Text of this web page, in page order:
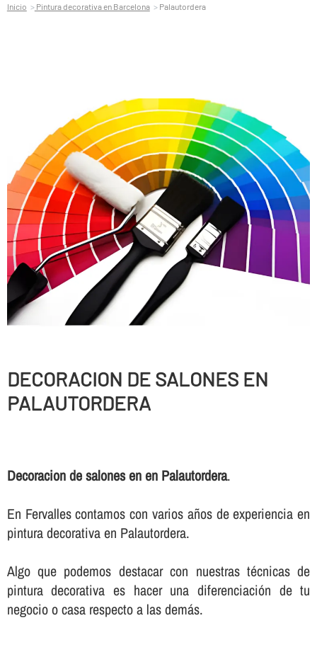
Inicio Pintura decorativa en Barcelona Palautordera
DECORACION DE SALONES EN
PALAUTORDERA
Decoracion de salones en en Palautordera.
En Fervalles contamos con varios años de experiencia en
pintura decorativa en Palautordera.
Algo que podemos destacar con nuestras técnicas de
pintura decorativa es hacer una diferenciación de tu
negocio o casa respecto a las demás.